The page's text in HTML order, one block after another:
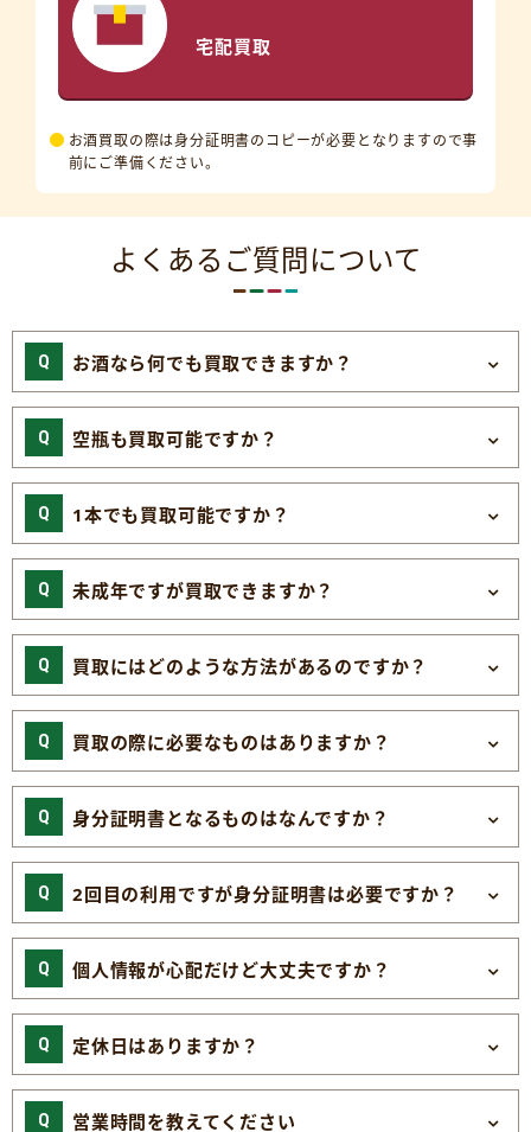
宅配買取
お酒買取の際は身分証明書のコピーが必要となりますので事
前にご準備ください。
よくあるご質問について
お酒なら何でも買取できますか？
空瓶も買取可能ですか？
1本でも買取可能ですか？
未成年ですが買取できますか？
買取にはどのような方法があるのですか？
買取の際に必要なものはありますか？
身分証明書となるものはなんですか？
2回目の利用ですが身分証明書は必要ですか？
個人情報が心配だけど大丈夫ですか？
定休日はありますか？
営業時間を教えてください